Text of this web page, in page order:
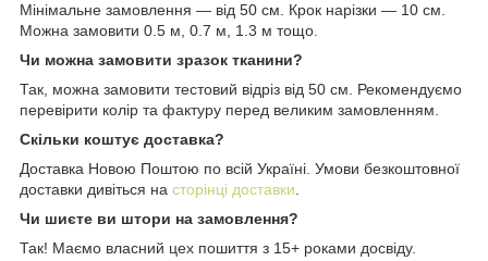
Мінімальне замовлення — від 50 см. Крок нарізки — 10 см.
Можна замовити 0.5 м, 0.7 м, 1.3 м тощо.
Чи можна замовити зразок тканини?
Так, можна замовити тестовий відріз від 50 см. Рекомендуємо
перевірити колір та фактуру перед великим замовленням.
Скільки коштує доставка?
Доставка Новою Поштою по всій Україні. Умови безкоштовної
доставки дивіться на сторінці доставки.
Чи шиєте ви штори на замовлення?
Так! Маємо власний цех пошиття з 15+ роками досвіду.